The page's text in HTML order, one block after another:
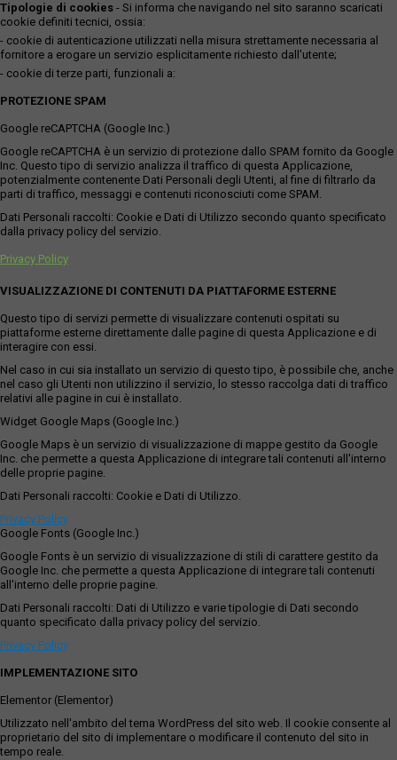
Tipologie di cookies - Si informa che navigando nel sito saranno scaricati
cookie definiti tecnici, ossia:
- cookie di autenticazione utilizzati nella misura strettamente necessaria al
fornitore a erogare un servizio esplicitamente richiesto dall'utente;
- cookie di terze parti, funzionali a:
PROTEZIONE SPAM
Google reCAPTCHA (Google Inc.)
Google reCAPTCHA è un servizio di protezione dallo SPAM fornito da Google
Inc. Questo tipo di servizio analizza il traffico di questa Applicazione,
potenzialmente contenente Dati Personali degli Utenti, al fine di filtrarlo da
parti di traffico, messaggi e contenuti riconosciuti come SPAM.
Dati Personali raccolti: Cookie e Dati di Utilizzo secondo quanto specificato
dalla privacy policy del servizio.
Privacy Policy
VISUALIZZAZIONE DI CONTENUTI DA PIATTAFORME ESTERNE
Questo tipo di servizi permette di visualizzare contenuti ospitati su
piattaforme esterne direttamente dalle pagine di questa Applicazione e di
interagire con essi.
Nel caso in cui sia installato un servizio di questo tipo, è possibile che, anche
nel caso gli Utenti non utilizzino il servizio, lo stesso raccolga dati di traffico
relativi alle pagine in cui è installato.
Widget Google Maps (Google Inc.)
Google Maps è un servizio di visualizzazione di mappe gestito da Google
Inc. che permette a questa Applicazione di integrare tali contenuti all'interno
delle proprie pagine.
Dati Personali raccolti: Cookie e Dati di Utilizzo.
Privacy Policy
Google Fonts (Google Inc.)
Google Fonts è un servizio di visualizzazione di stili di carattere gestito da
Google Inc. che permette a questa Applicazione di integrare tali contenuti
all'interno delle proprie pagine.
Dati Personali raccolti: Dati di Utilizzo e varie tipologie di Dati secondo
quanto specificato dalla privacy policy del servizio.
Privacy Policy
IMPLEMENTAZIONE SITO
Elementor (Elementor)
Utilizzato nell'ambito del tema WordPress del sito web. Il cookie consente al
proprietario del sito di implementare o modificare il contenuto del sito in
tempo reale.